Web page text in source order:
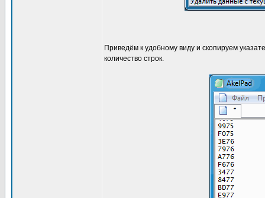
Приведём к удобному виду и скопируем
количество строк.